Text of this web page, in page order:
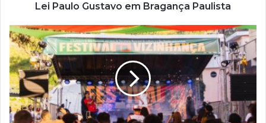
e
e
m
a
i
l
Lei Paulo Gustavo em Bragança Paulista